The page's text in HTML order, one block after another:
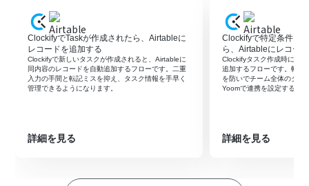
と連携します。
次に、トリガーでClockifyを選択し、「Timer Started」
（タイマーが開始されたら）というアクションを設定しま
す。
最後に、オペレーションでGoogle スプレッドシートの
「レコードを追加する」アクションを設定し、タイマーの
※「トリガー」：フロー起動のきっかけとなるアクション、「オ
ClockifyでTaskが作成されたら、Airtableに
レコードを追加する
Clockifyで新しいタスクが作成されると、Airtableに
同内容のレコードを自動追加するフローです。二重
入力の手間と転記ミスを抑え、タスク情報を手早く
管理できるようになります。
詳細を見る
Clockifyで特定条件に
ら、Airtableにレコー
Clockifyタスク作成時に
追加するフローです。転記
を防いでチーム全体のタス
Yoomで連携を設定するだ
詳細を見る